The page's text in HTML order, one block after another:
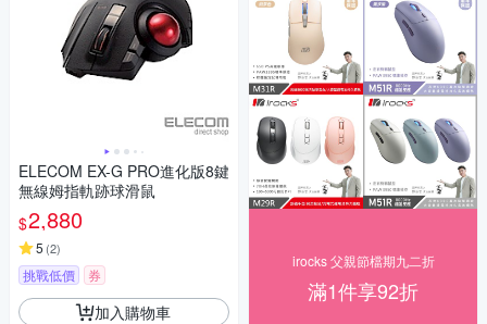
ELECOM EX-G PRO進化版8鍵
無線姆指軌跡球滑鼠
$2,880
5 (2)
挑戰低價 券
加入購物車
irocks 父親節檔期九二折
滿1件享92折